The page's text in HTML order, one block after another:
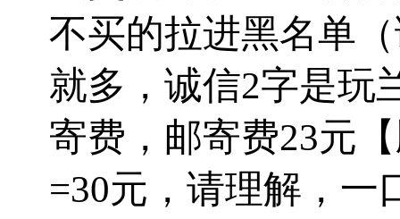
不买的拉进黑名单
就多，诚信2字是玩
寄费，邮寄费23元
=30元，请理解，一